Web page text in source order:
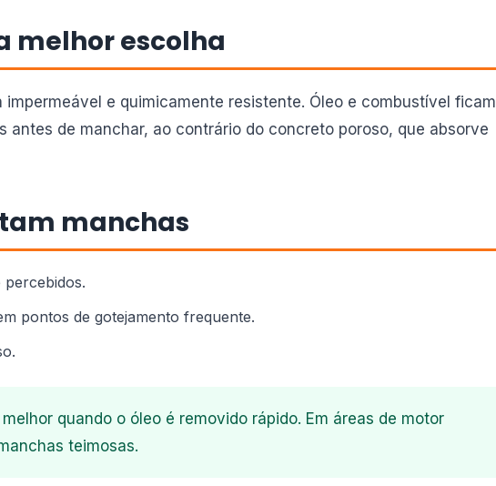
melhor escolha
impermeável e quimicamente resistente. Óleo e combustível ficam
antes de manchar, ao contrário do concreto poroso, que absorve
manchas
percebidos.
pontos de gotejamento frequente.
quando o óleo é removido rápido. Em áreas de motor
teimosas.